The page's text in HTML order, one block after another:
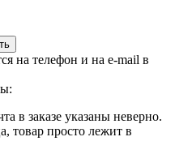
на телефон и на e-mail в
в заказе указаны неверно.
товар просто лежит в